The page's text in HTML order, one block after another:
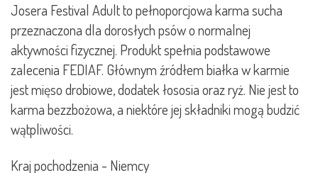
Josera Festival Adult to pełnoporcjowa karma sucha
przeznaczona dla dorosłych psów o normalnej
aktywności fizycznej. Produkt spełnia podstawowe
zalecenia FEDIAF. Głównym źródłem białka w karmie
jest mięso drobiowe, dodatek łososia oraz ryż. Nie jest to
karma bezzbożowa, a niektóre jej składniki mogą budzić
wątpliwości.
Kraj pochodzenia - Niemcy